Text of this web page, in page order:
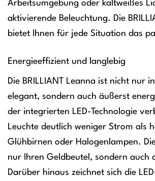
Arbeitsumgebung oder kaltweißes
aktivierende Beleuchtung. Die
bietet Ihnen für jede Situation das
Energieeffizient und langlebig
Die BRILLIANT Leanna ist nicht nur
elegant, sondern auch äußerst
der integrierten LED-Technologie
Leuchte deutlich weniger Strom als
Glühbirnen oder Halogenlampen.
nur Ihren Geldbeutel, sondern auch
Darüber hinaus zeichnet sich die